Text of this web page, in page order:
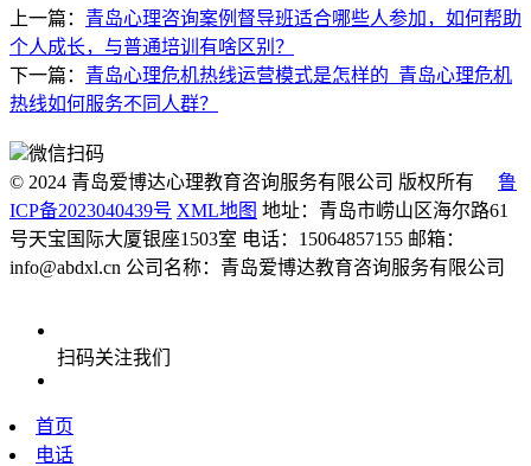
上一篇： 青岛心理咨询案例督导班适合哪些人参加，如何帮助
个人成长，与普通培训有啥区别？
下一篇： 青岛心理危机热线运营模式是怎样的_青岛心理危机
热线如何服务不同人群？
微信扫码
© 2024 青岛爱博达心理教育咨询服务有限公司 版权所有
鲁
ICP备2023040439号 XML地图 地址：青岛市崂山区海尔路61
号天宝国际大厦银座1503室 电话：15064857155 邮箱：
info@abdxl.cn 公司名称：青岛爱博达教育咨询服务有限公司
扫码关注我们
首页
电话